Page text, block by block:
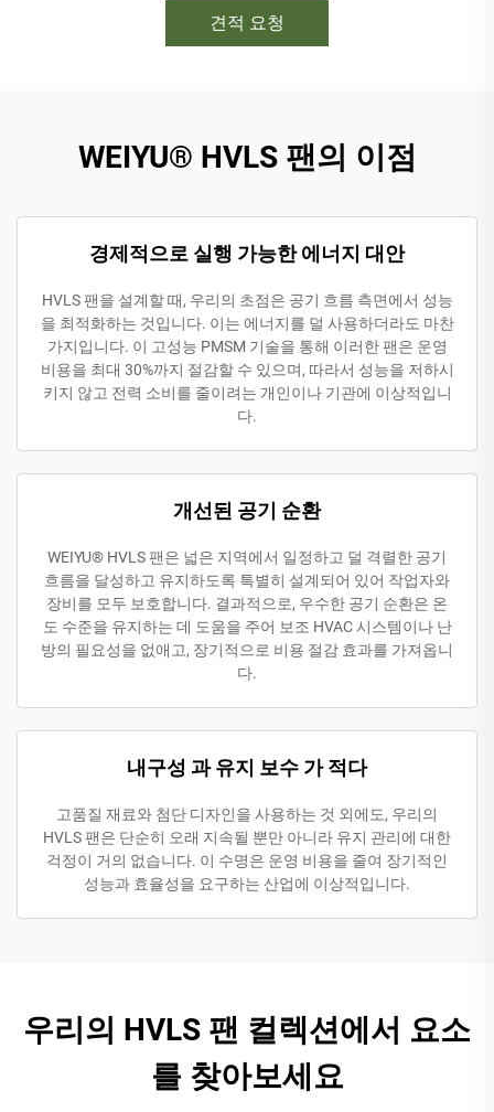
견적 요청
WEIYU® HVLS 팬의 이점
경제적으로 실행 가능한 에너지 대안
HVLS 팬을 설계할 때, 우리의 초점은 공기 흐름 측면에서 성능
을 최적화하는 것입니다. 이는 에너지를 덜 사용하더라도 마찬
가지입니다. 이 고성능 PMSM 기술을 통해 이러한 팬은 운영
비용을 최대 30%까지 절감할 수 있으며, 따라서 성능을 저하시
키지 않고 전력 소비를 줄이려는 개인이나 기관에 이상적입니
다.
개선된 공기 순환
WEIYU® HVLS 팬은 넓은 지역에서 일정하고 덜 격렬한 공기
흐름을 달성하고 유지하도록 특별히 설계되어 있어 작업자와
장비를 모두 보호합니다. 결과적으로, 우수한 공기 순환은 온
도 수준을 유지하는 데 도움을 주어 보조 HVAC 시스템이나 난
방의 필요성을 없애고, 장기적으로 비용 절감 효과를 가져옵니
다.
내구성 과 유지 보수 가 적다
고품질 재료와 첨단 디자인을 사용하는 것 외에도, 우리의
HVLS 팬은 단순히 오래 지속될 뿐만 아니라 유지 관리에 대한
걱정이 거의 없습니다. 이 수명은 운영 비용을 줄여 장기적인
성능과 효율성을 요구하는 산업에 이상적입니다.
우리의 HVLS 팬 컬렉션에서 요소
를 찾아보세요